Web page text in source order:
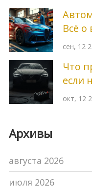
Всё
сен, 12
Что
если
окт, 12
Архивы
августа 2026
июля 2026